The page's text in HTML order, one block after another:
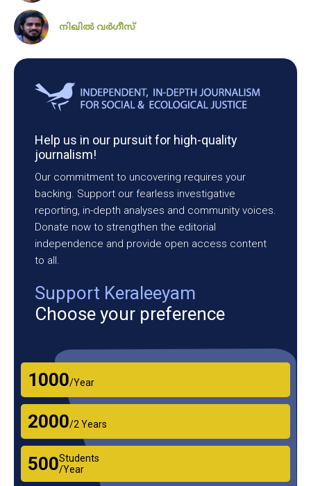
നിഖില്‍ വര്‍ഗീസ്‌
Help us in our pursuit for high-quality
journalism!
Our commitment to uncovering requires your
backing. Support our fearless investigative
reporting, in-depth analyses and community voices.
Donate now to strengthen the editorial
independence and provide open access content
to all.
Support Keraleeyam
Choose your preference
₹1000/Year
₹2000/2 Years
₹500Students
/Year